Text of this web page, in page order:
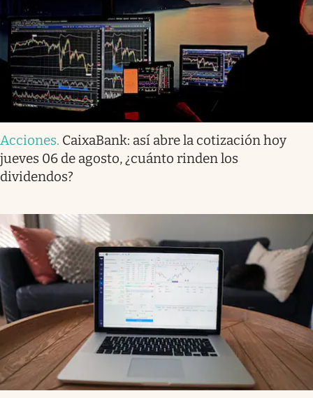
Acciones. CaixaBank: así abre la cotización hoy
jueves 06 de agosto, ¿cuánto rinden los
dividendos?